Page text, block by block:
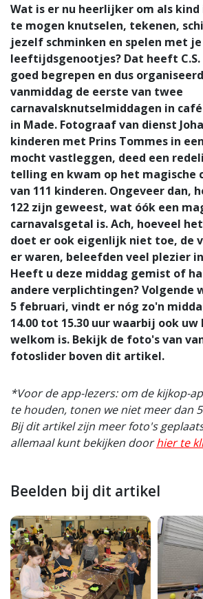
Wat is er nu heerlijker om als
te mogen knutselen, tekenen,
jezelf schminken en spelen met je
leeftijdsgenootjes? Dat heeft C.S.
goed begrepen en dus
vanmiddag de eerste van twee
carnavalsknutselmiddagen in
in Made. Fotograaf van dienst
kinderen met Prins Tommes in
mocht vastleggen, deed een
telling en kwam op het magische
van 111 kinderen. Ongeveer dan,
122 zijn geweest, wat óók een
carnavalsgetal is. Ach, hoeveel
doet er ook eigenlijk niet toe, de
er waren, beleefden veel plezier
Heeft u deze middag gemist of
andere verplichtingen? Volgende
5 februari, vindt er nóg zo'n
14.00 tot 15.30 uur waarbij ook
welkom is. Bekijk de foto's van
fotoslider boven dit artikel.
*Voor de app-lezers: om de kijkop-
te houden, tonen we niet meer dan
Bij dit artikel zijn meer foto's
allemaal kunt bekijken doorhier te
Beelden bij dit artikel